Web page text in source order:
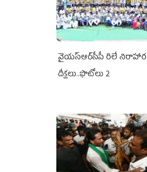
వైయ‌స్ఆర్‌సీపీ రిలే నిరాహార
దీక్షలు..ఫొటోలు 2